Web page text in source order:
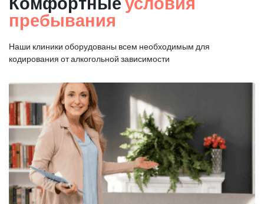
пребывания
Наши клиники оборудованы всем необходимым для
кодирования от алкогольной зависимости